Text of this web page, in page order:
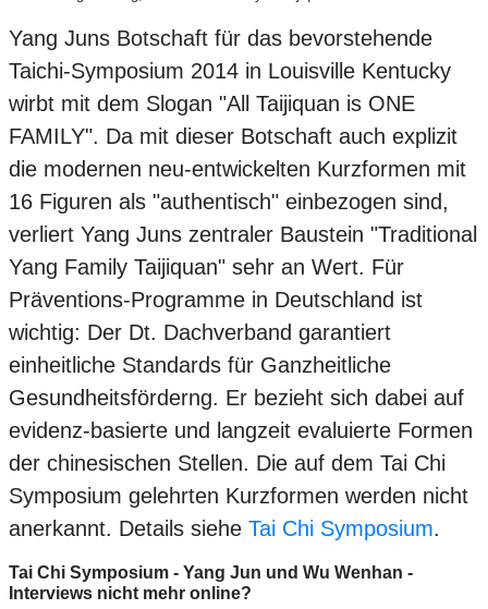
Yang Juns Botschaft für das bevorstehende
Taichi-Symposium 2014 in Louisville Kentucky
wirbt mit dem Slogan "All Taijiquan is ONE
FAMILY". Da mit dieser Botschaft auch explizit
die modernen neu-entwickelten Kurzformen mit
16 Figuren als "authentisch" einbezogen sind,
verliert Yang Juns zentraler Baustein "Traditional
Yang Family Taijiquan" sehr an Wert. Für
Präventions-Programme in Deutschland ist
wichtig: Der Dt. Dachverband garantiert
einheitliche Standards für Ganzheitliche
Gesundheitsförderng. Er bezieht sich dabei auf
evidenz-basierte und langzeit evaluierte Formen
der chinesischen Stellen. Die auf dem Tai Chi
Symposium gelehrten Kurzformen werden nicht
anerkannt. Details siehe Tai Chi Symposium.
Tai Chi Symposium - Yang Jun und Wu Wenhan -
Interviews nicht mehr online?